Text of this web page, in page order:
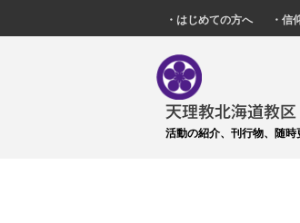
・はじめての方へ ・信
天理教北海道教区
活動の紹介、刊行物、随時